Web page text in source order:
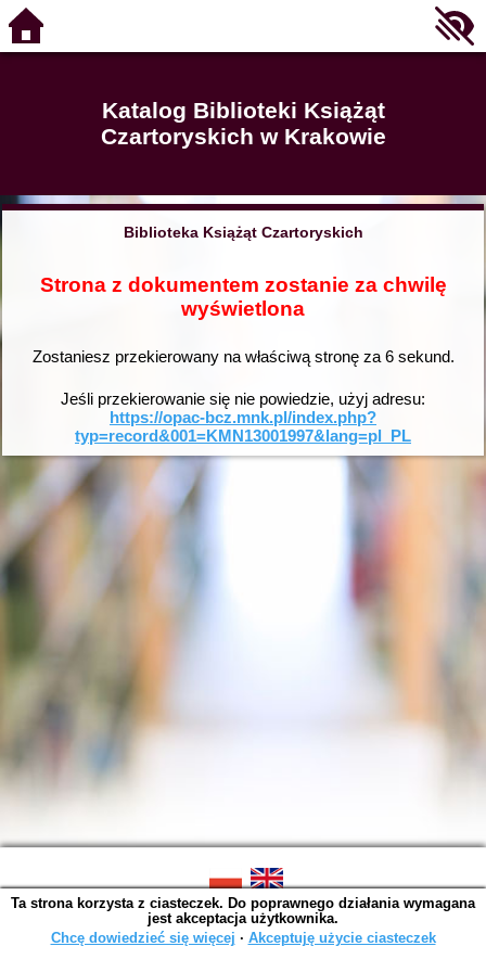
Katalog Biblioteki Książąt
Czartoryskich w Krakowie
Biblioteka Książąt Czartoryskich
Strona z dokumentem zostanie za chwilę
wyświetlona
Zostaniesz przekierowany na właściwą stronę za 6sekund.
Jeśli przekierowanie się nie powiedzie, użyj adresu:
https://opac-bcz.mnk.pl/index.php?
typ=record&001=KMN13001997&lang=pl_PL
SOWA OPAC v. 6.11.10 (2026-07-24)
Wygenerowano w 0,0014 s.
Ta strona korzysta z ciasteczek. Do poprawnego działania wymagana
jest akceptacja użytkownika.
Chcę dowiedzieć się więcej ∙ Akceptuję użycie ciasteczek